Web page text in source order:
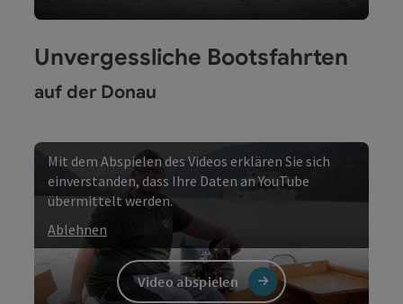
Unvergessliche Bootsfahrten
auf der Donau
Video abspielen
Mit dem Abspielen des Videos erklären Sie sich
einverstanden, dass Ihre Daten an YouTube
übermittelt werden.
Ablehnen